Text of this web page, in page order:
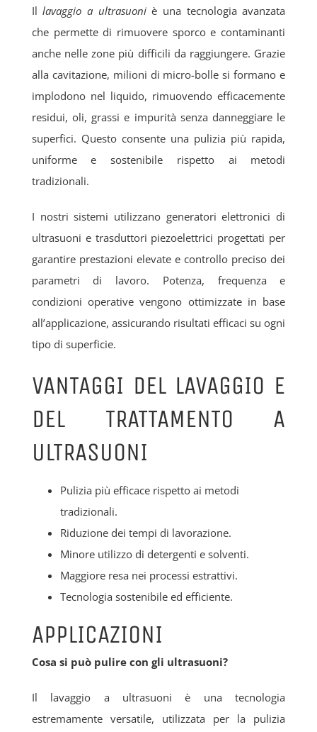
Illavaggio a ultrasuoniè una tecnologia avanzata
che permette di rimuovere sporco e contaminanti
anche nelle zone più difficili da raggiungere. Grazie
alla cavitazione, milioni di micro-bolle si formano e
implodono nel liquido, rimuovendo efficacemente
residui, oli, grassi e impurità senza danneggiare le
superfici. Questo consente una pulizia più rapida,
uniforme e sostenibile rispetto ai metodi
tradizionali.
I nostri sistemi utilizzano generatori elettronici di
ultrasuoni e trasduttori piezoelettrici progettati per
garantire prestazioni elevate e controllo preciso dei
parametri di lavoro. Potenza, frequenza e
condizioni operative vengono ottimizzate in base
all’applicazione, assicurando risultati efficaci su ogni
tipo di superficie.
VANTAGGI DEL LAVAGGIO E
DEL TRATTAMENTO A
ULTRASUONI
Pulizia più efficace rispetto ai metodi
tradizionali.
Riduzione dei tempi di lavorazione.
Minore utilizzo di detergenti e solventi.
Maggiore resa nei processi estrattivi.
Tecnologia sostenibile ed efficiente.
APPLICAZIONI
Cosa si può pulire con gli ultrasuoni?
Il lavaggio a ultrasuoni è una tecnologia
estremamente versatile, utilizzata per la pulizia